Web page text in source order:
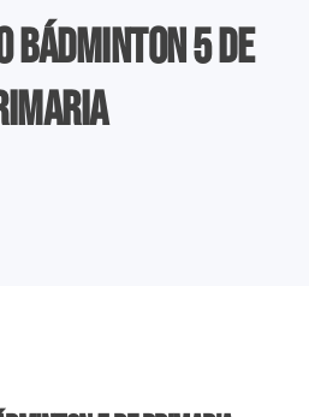
bádminton 5 de